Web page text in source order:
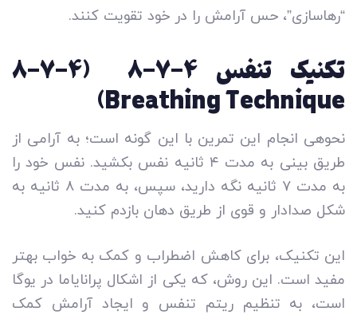
“رهاسازی”، حس آرامش را در خود تقویت کنند.
تکنیک تنفس ۴-۷-۸ (4-7-8
Breathing Technique)
نحوه­ی انجام این تمرین با این گونه است؛ به آرامی از
طریق بینی به مدت ۴ ثانیه نفس بکشید. نفس خود را
به مدت ۷ ثانیه نگه دارید، سپس، به مدت ۸ ثانیه به
شکل صدادار و قوی از طریق دهان بازدم کنید.
این تکنیک، برای کاهش اضطراب و کمک به خواب بهتر
مفید است. این روش، که یکی از اشکال پرانایاما در یوگا
است، به تنظیم ریتم تنفس و ایجاد آرامش کمک